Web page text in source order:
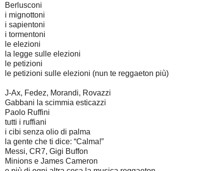
Berlusconi
i mignottoni
i sapientoni
i tormentoni
le elezioni
la legge sulle elezioni
le petizioni
le petizioni sulle elezioni (nun te reggaeton più)
J-Ax, Fedez, Morandi, Rovazzi
Gabbani la scimmia esticazzi
Paolo Ruffini
tutti i ruffiani
i cibi senza olio di palma
la gente che ti dice: “Calma!”
Messi, CR7, Gigi Buffon
Minions e James Cameron